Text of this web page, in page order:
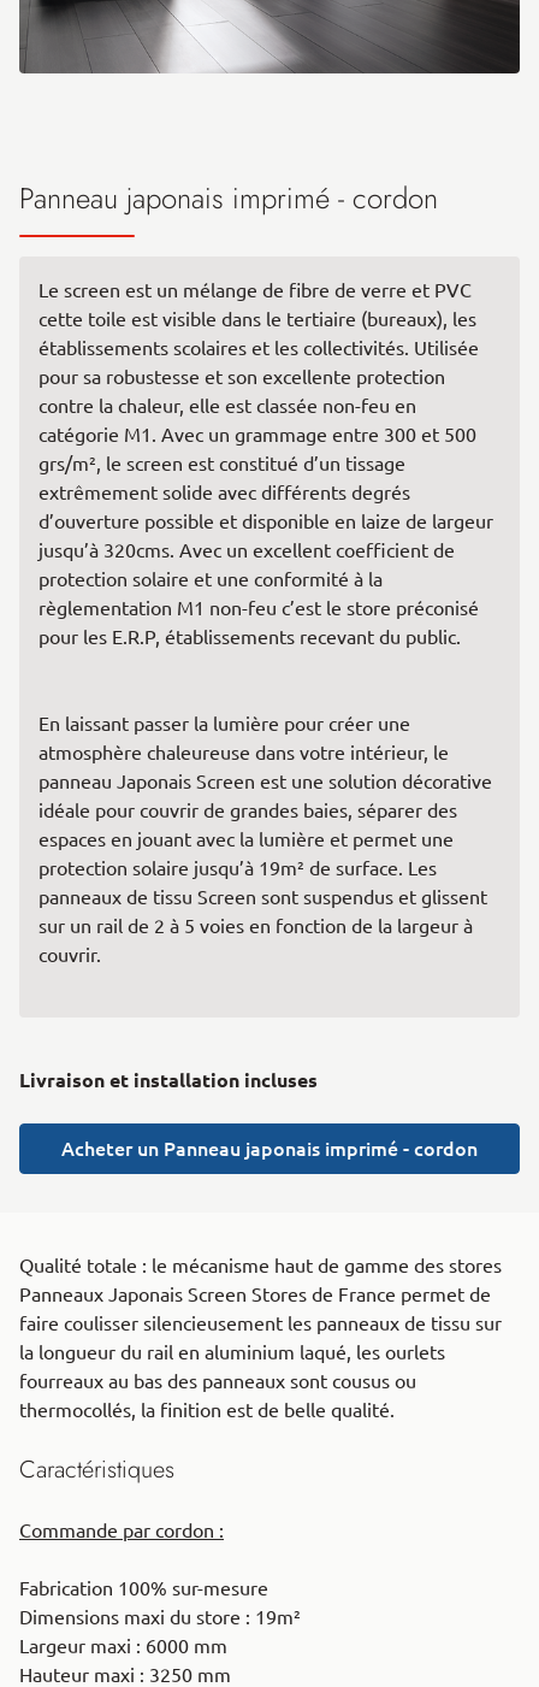
Panneau japonais imprimé - cordon
Le screen est un mélange de fibre de verre et PVC
cette toile est visible dans le tertiaire (bureaux), les
établissements scolaires et les collectivités. Utilisée
pour sa robustesse et son excellente protection
contre la chaleur, elle est classée non-feu en
catégorie M1. Avec un grammage entre 300 et 500
grs/m², le screen est constitué d’un tissage
extrêmement solide avec différents degrés
d’ouverture possible et disponible en laize de largeur
jusqu’à 320cms. Avec un excellent coefficient de
protection solaire et une conformité à la
règlementation M1 non-feu c’est le store préconisé
pour les E.R.P, établissements recevant du public.
En laissant passer la lumière pour créer une
atmosphère chaleureuse dans votre intérieur, le
panneau Japonais Screen est une solution décorative
idéale pour couvrir de grandes baies, séparer des
espaces en jouant avec la lumière et permet une
protection solaire jusqu’à 19m² de surface. Les
panneaux de tissu Screen sont suspendus et glissent
sur un rail de 2 à 5 voies en fonction de la largeur à
couvrir.
Livraison et installation incluses
Acheter un Panneau japonais imprimé - cordon
Qualité totale : le mécanisme haut de gamme des stores
Panneaux Japonais Screen Stores de France permet de
faire coulisser silencieusement les panneaux de tissu sur
la longueur du rail en aluminium laqué, les ourlets
fourreaux au bas des panneaux sont cousus ou
thermocollés, la finition est de belle qualité.
Caractéristiques
Commande par cordon :
Fabrication 100% sur-mesure
Dimensions maxi du store : 19m²
Largeur maxi : 6000 mm
Hauteur maxi : 3250 mm